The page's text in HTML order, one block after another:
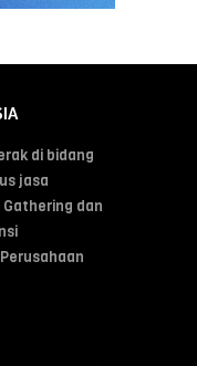
di bidang
jasa
dan